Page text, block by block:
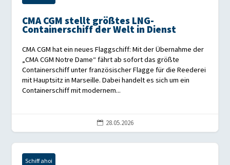
CMA CGM stellt größtes LNG-
Containerschiff der Welt in Dienst
CMA CGM hat ein neues Flaggschiff: Mit der Übernahme der
„CMA CGM Notre Dame“ fährt ab sofort das größte
Containerschiff unter französischer Flagge für die Reederei
mit Hauptsitz in Marseille. Dabei handelt es sich um ein
Containerschiff mit modernem...
 28.05.2026
Schiff ahoi